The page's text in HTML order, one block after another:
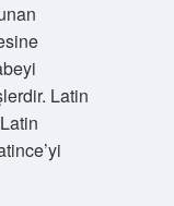
Latin